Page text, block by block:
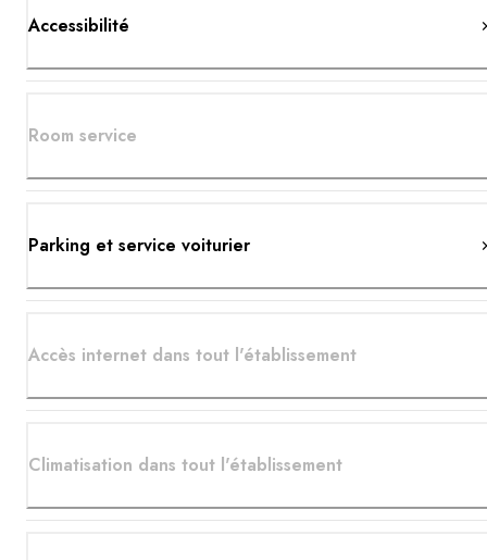
Accessibilité
Room service
Parking et service voiturier
Accès internet dans tout l'établissement
Climatisation dans tout l'établissement